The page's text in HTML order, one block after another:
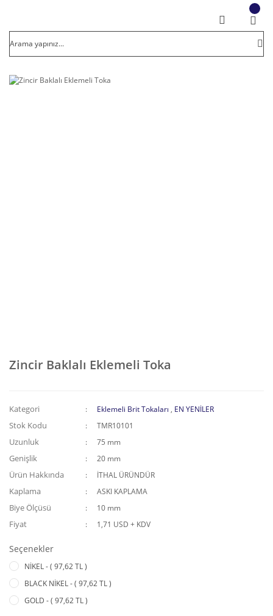
Zincir Baklalı Eklemeli Toka
Kategori Eklemeli Brit Tokaları , EN YENİLER
Stok Kodu TMR10101
Uzunluk 75 mm
Genişlik 20 mm
Ürün Hakkında İTHAL ÜRÜNDÜR
Kaplama ASKI KAPLAMA
Biye Ölçüsü 10 mm
Fiyat 1,71 USD + KDV
Seçenekler
NİKEL - ( 97,62 TL )
BLACK NİKEL - ( 97,62 TL )
GOLD - ( 97,62 TL )